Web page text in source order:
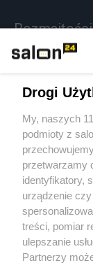
Rozmaitości
Sport
Kultura
X
Drogi
My, naszych
podmioty z
przetwarzamy
identyfikatory,
urządzenie
treści, pomiar
ulepszanie
Partnerzy